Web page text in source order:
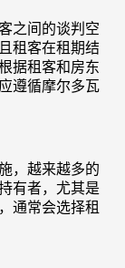
之间的谈判空
租客在租期结
据租客和房东
遵循摩尔多瓦
，越来越多的
有者，尤其是
通常会选择租